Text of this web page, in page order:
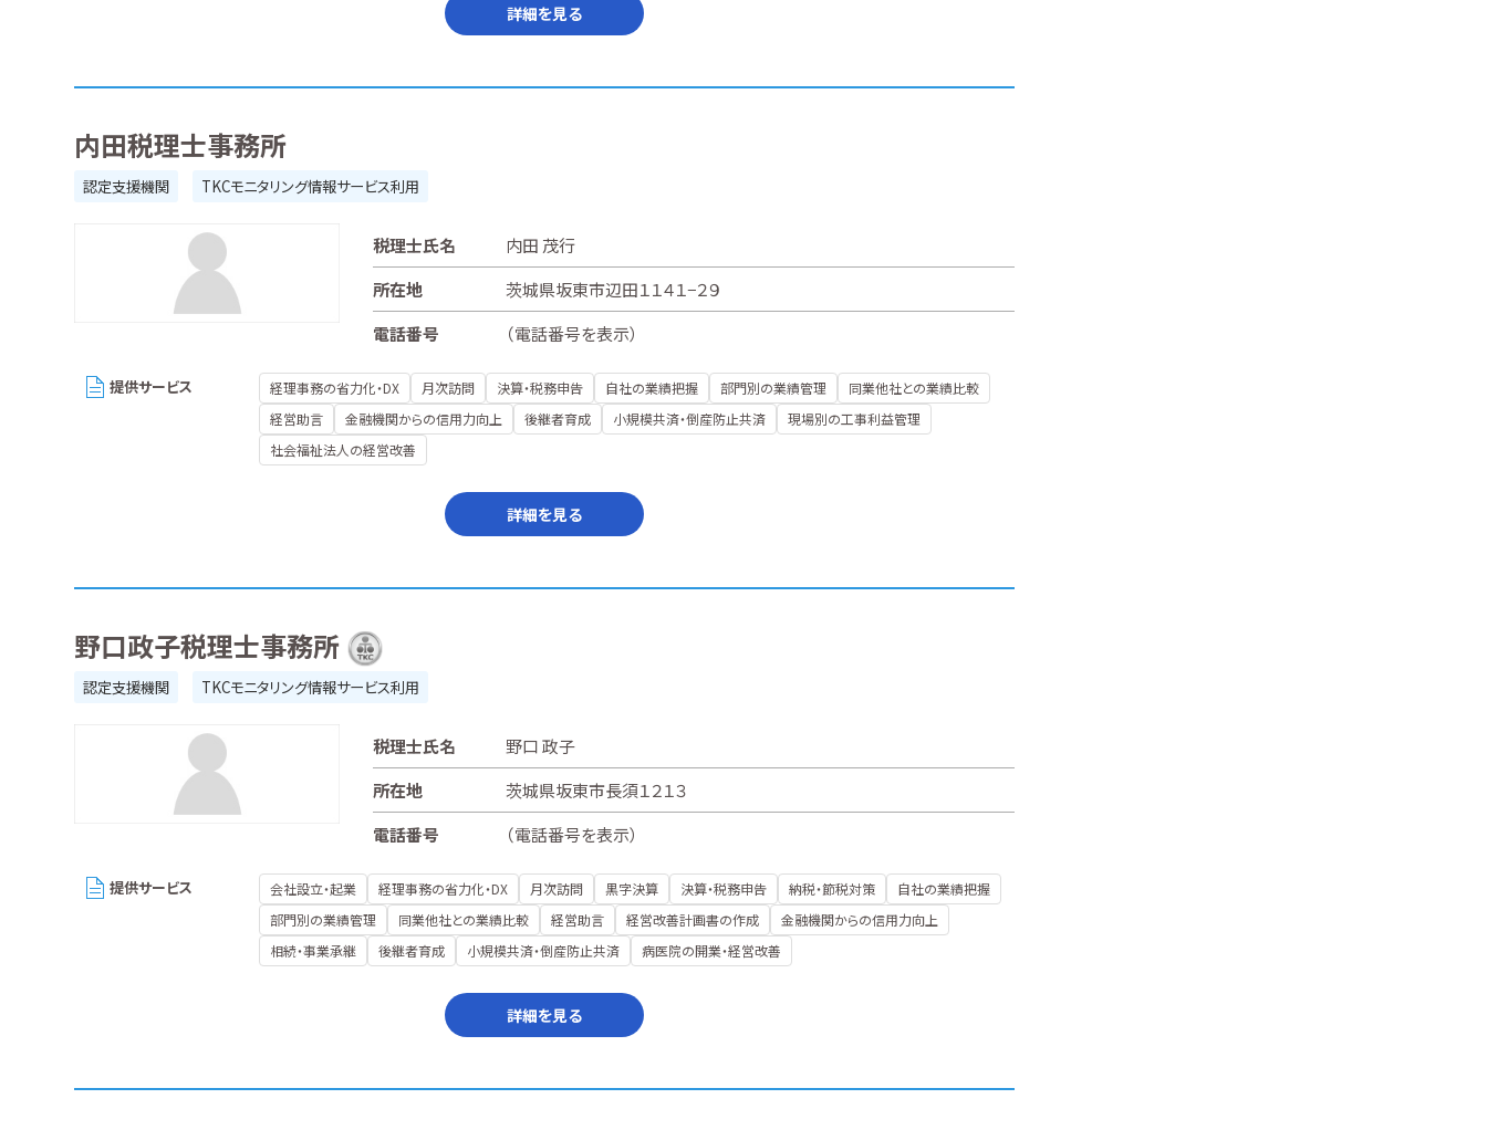
詳細を見る
内田税理士事務所
認定支援機関 TKCモニタリング情報サービス利用
税理士氏名
内田 茂行
所在地
茨城県坂東市辺田１１４１−２９
電話番号
（電話番号を表示）
提供サービス 経理事務の省力化・DX 月次訪問 決算・税務申告 自社の業績把握 部門別の業績管理
同業他社との業績比較
経営助言
金融機関からの信用力向上 後継者育成 小規模共済・倒産防止共済
現場別の工事利益管理
社会福祉法人の経営改善
詳細を見る
野口政子税理士事務所
認定支援機関 TKCモニタリング情報サービス利用
税理士氏名
野口 政子
所在地
茨城県坂東市長須１２１３
電話番号
（電話番号を表示）
提供サービス 会社設立・起業 経理事務の省力化・DX 月次訪問 黒字決算 決算・税務申告 納税・節税対策
自社の業績把握
部門別の業績管理
同業他社との業績比較 経営助言 経営改善計画書の作成
金融機関からの信用力向上
相続・事業承継
後継者育成 小規模共済・倒産防止共済 病医院の開業・経営改善
詳細を見る